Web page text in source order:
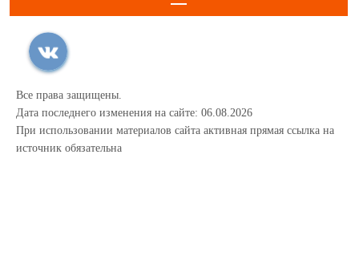
Все права защищены.
Дата последнего изменения на сайте: 06.08.2026
При использовании материалов сайта активная прямая ссылка на
источник обязательна